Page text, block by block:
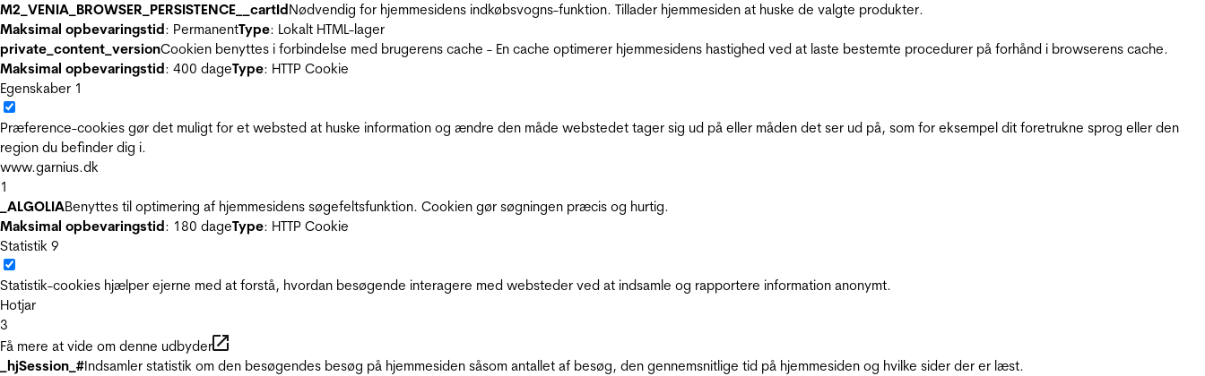
M2_VENIA_BROWSER_PERSISTENCE__cartIdNødvendig for hjemmesidens indkøbsvogns-funktion. Tillader hjemmesiden at huske de valgte produkter.
Maksimal opbevaringstid: PermanentType: Lokalt HTML-lager
private_content_versionCookien benyttes i forbindelse med brugerens cache - En cache optimerer hjemmesidens hastighed ved at laste bestemte procedurer på forhånd i browserens cache.
Maksimal opbevaringstid: 400 dageType: HTTP Cookie
Egenskaber 1
Præference-cookies gør det muligt for et websted at huske information og ændre den måde webstedet tager sig ud på eller måden det ser ud på, som for eksempel dit foretrukne sprog eller den
region du befinder dig i.
www.garnius.dk
1
_ALGOLIABenyttes til optimering af hjemmesidens søgefeltsfunktion. Cookien gør søgningen præcis og hurtig.
Maksimal opbevaringstid: 180 dageType: HTTP Cookie
Statistik 9
Statistik-cookies hjælper ejerne med at forstå, hvordan besøgende interagere med websteder ved at indsamle og rapportere information anonymt.
Hotjar
3
Få mere at vide om denne udbyder
_hjSession_#Indsamler statistik om den besøgendes besøg på hjemmesiden såsom antallet af besøg, den gennemsnitlige tid på hjemmesiden og hvilke sider der er læst.